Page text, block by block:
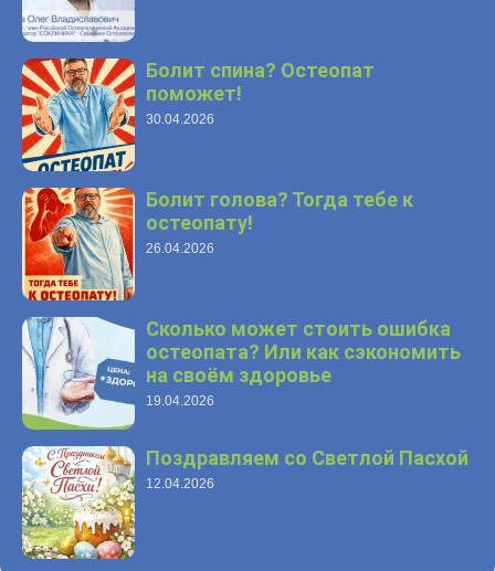
Болит спина? Остеопат
поможет!
30.04.2026
Болит голова? Тогда тебе к
остеопату!
26.04.2026
Сколько может стоить ошибка
остеопата? Или как сэкономить
на своём здоровье
19.04.2026
Поздравляем со Светлой Пасхой
12.04.2026